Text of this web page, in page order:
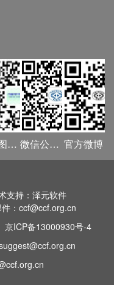
数字图书馆 微信公众号 官方微博
支持：泽元软件
：ccf@ccf.org.cn
京ICP备13000930号-4